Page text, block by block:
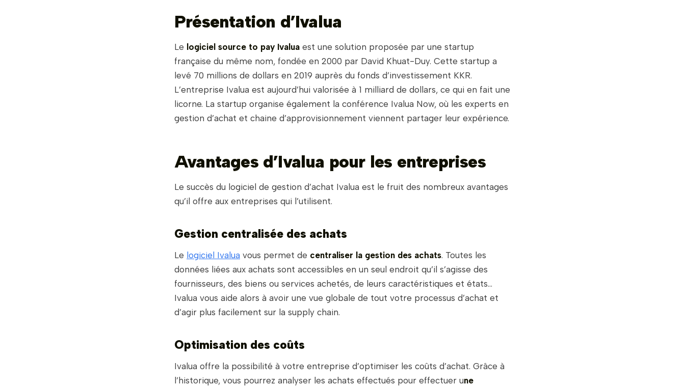
Présentation d’Ivalua
Le logiciel source to pay Ivalua est une solution proposée par une startup
française du même nom, fondée en 2000 par David Khuat-Duy. Cette startup a
levé 70 millions de dollars en 2019 auprès du fonds d’investissement KKR.
L’entreprise Ivalua est aujourd’hui valorisée à 1 milliard de dollars, ce qui en fait une
licorne. La startup organise également la conférence Ivalua Now, où les experts en
gestion d’achat et chaine d’approvisionnement viennent partager leur expérience.
Avantages d’Ivalua pour les entreprises
Le succès du logiciel de gestion d’achat Ivalua est le fruit des nombreux avantages
qu’il offre aux entreprises qui l’utilisent.
Gestion centralisée des achats
Le logiciel Ivalua vous permet de centraliser la gestion des achats. Toutes les
données liées aux achats sont accessibles en un seul endroit qu’il s’agisse des
fournisseurs, des biens ou services achetés, de leurs caractéristiques et états…
Ivalua vous aide alors à avoir une vue globale de tout votre processus d’achat et
d’agir plus facilement sur la supply chain.
Optimisation des coûts
Ivalua offre la possibilité à votre entreprise d’optimiser les coûts d’achat. Grâce à
l’historique, vous pourrez analyser les achats effectués pour effectuer une